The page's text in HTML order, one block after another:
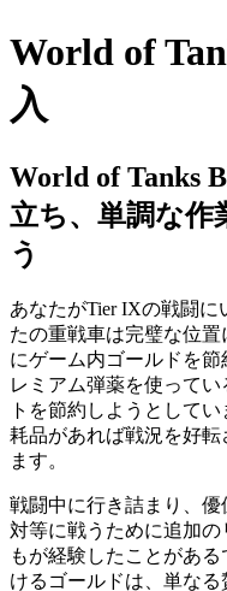
World of
入
World of Tanks
立ち、単調な作
う
あなたがTier IXの戦闘
たの重戦車は完璧な位
にゲーム内ゴールドを
レミアム弾薬を使って
トを節約しようとして
耗品があれば戦況を好
ます。
戦闘中に行き詰まり、
対等に戦うために追加
もが経験したことがある
けるゴールドは、単な